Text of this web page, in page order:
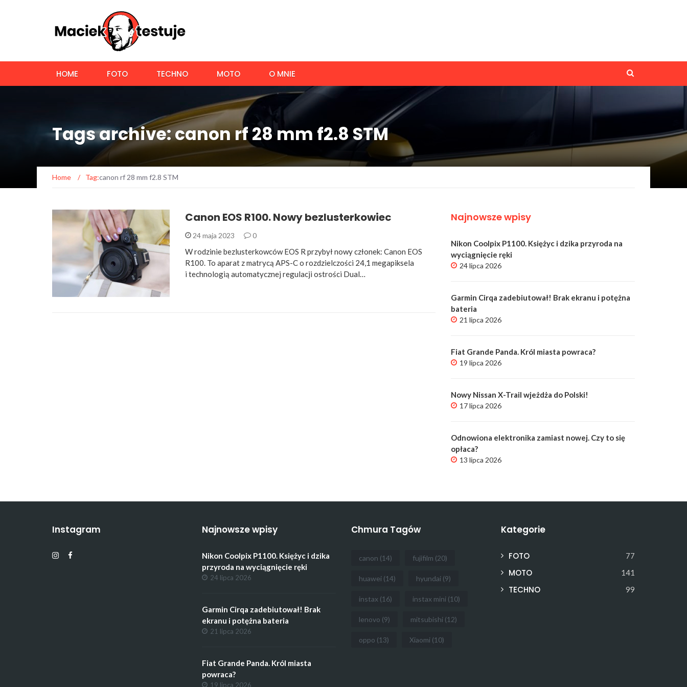
HOME FOTO TECHNO MOTO O MNIE
Tags archive: canon rf 28 mm f2.8 STM
Home / Tag:canon rf 28 mm f2.8 STM
Canon EOS R100. Nowy bezlusterkowiec
24 maja 2023 0
W rodzinie bezlusterkowców EOS R przybył nowy członek: Canon EOS
R100. To aparat z matrycą APS-C o rozdzielczości 24,1 megapiksela
i technologią automatycznej regulacji ostrości Dual…
Najnowsze wpisy
Nikon Coolpix P1100. Księżyc i dzika przyroda na
wyciągnięcie ręki
24 lipca 2026
Garmin Cirqa zadebiutował! Brak ekranu i potężna
bateria
21 lipca 2026
Fiat Grande Panda. Król miasta powraca?
19 lipca 2026
Nowy Nissan X-Trail wjeżdża do Polski!
17 lipca 2026
Odnowiona elektronika zamiast nowej. Czy to się
opłaca?
13 lipca 2026
Instagram Najnowsze wpisy
Nikon Coolpix P1100. Księżyc i dzika
przyroda na wyciągnięcie ręki
24 lipca 2026
Garmin Cirqa zadebiutował! Brak
ekranu i potężna bateria
21 lipca 2026
Fiat Grande Panda. Król miasta
powraca?
19 lipca 2026
Chmura Tagów
canon (14) fujifilm (20)
huawei (14) hyundai (9)
instax (16) instax mini (10)
lenovo (9) mitsubishi (12)
oppo (13) Xiaomi (10)
Kategorie
FOTO 77
MOTO 141
TECHNO 99